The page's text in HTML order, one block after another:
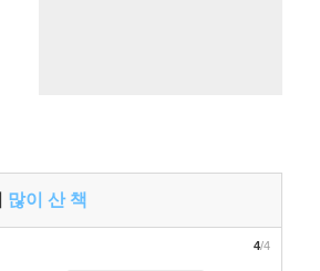
많이 산 책
4/4